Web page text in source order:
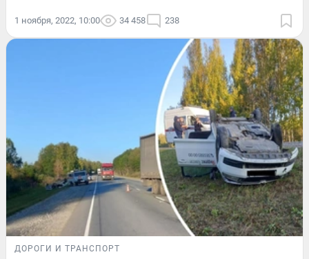
1 ноября, 2022, 10:00 34 458 238
ДОРОГИ И ТРАНСПОРТ